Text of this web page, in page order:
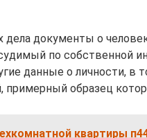
документы о
по собственной
данные о личности, в
примерный образец
квартиры